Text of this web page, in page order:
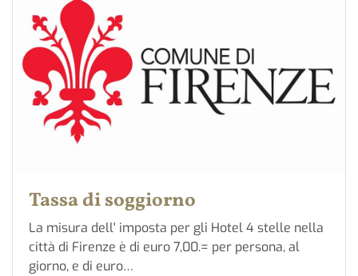
Tassa di soggiorno
La misura dell' imposta per gli Hotel 4 stelle nella
città di Firenze è di euro 7,00.= per persona, al
giorno, e di euro…